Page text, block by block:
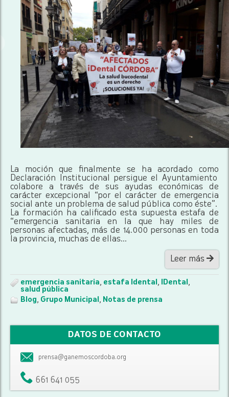
La moción que finalmente se ha acordado como
Declaración Institucional persigue el Ayuntamiento
colabore a través de sus ayudas económicas de
carácter excepcional “por el carácter de emergencia
social ante un problema de salud pública como éste”.
La formación ha calificado esta supuesta estafa de
“emergencia sanitaria en la que hay miles de
personas afectadas, más de 14.000 personas en toda
la provincia, muchas de ellas...
Leer más
emergencia sanitaria estafa Idental IDental
salud pública
Blog
Grupo Municipal Notas de prensa
DATOS DE CONTACTO
prensa@ganemoscordoba.org
661 641 055